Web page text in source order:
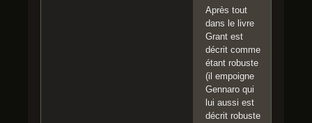
Après tout
dans le livre
Grant est
décrit comme
étant robuste
(il empoigne
Gennaro qui
lui aussi est
décrit robuste